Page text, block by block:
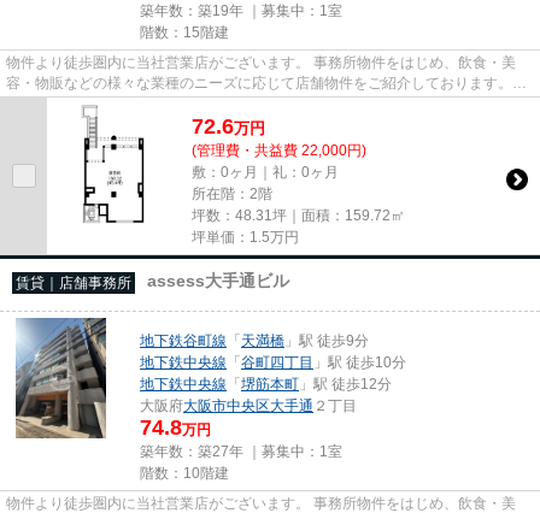
築年数：築19年 ｜募集中： 1室
階数：15階建
物件より徒歩圏内に当社営業店がございます。 事務所物件をはじめ、飲食・美
容・物販などの様々な業種のニーズに応じて店舗物件をご紹介しております。
尚、弊社ではおとり広告は一切...
72.6万円
(管理費・共益費 22,000円)
敷：0ヶ月｜礼：0ヶ月
所在階：2階
坪数：48.31坪｜面積：159.72㎡
坪単価： 1.5万円
賃貸｜店舗事務所 assess大手通ビル
地下鉄谷町線 「天満橋 」駅 徒歩9分
地下鉄中央線 「谷町四丁目 」駅 徒歩10分
地下鉄中央線 「堺筋本町 」駅 徒歩12分
大阪府大阪市中央区大手通 ２丁目
74.8万円
築年数：築27年 ｜募集中： 1室
階数：10階建
物件より徒歩圏内に当社営業店がございます。 事務所物件をはじめ、飲食・美